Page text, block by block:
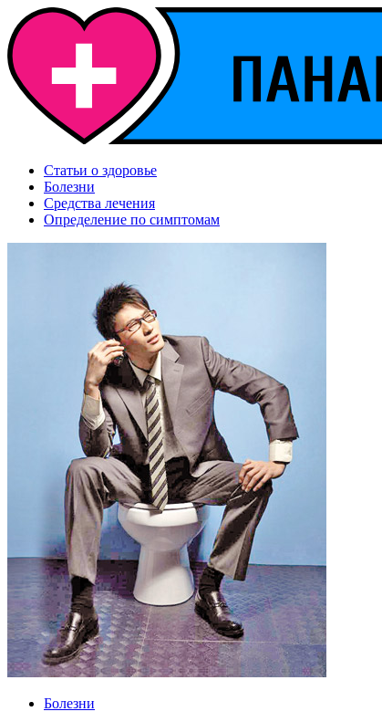
Статьи о здоровье
Болезни
Средства лечения
Определение по симптомам
Болезни